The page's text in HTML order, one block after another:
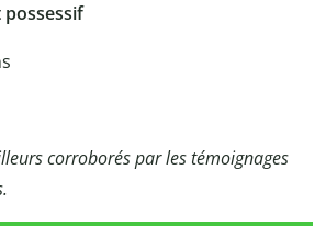
corroborés par les témoignages